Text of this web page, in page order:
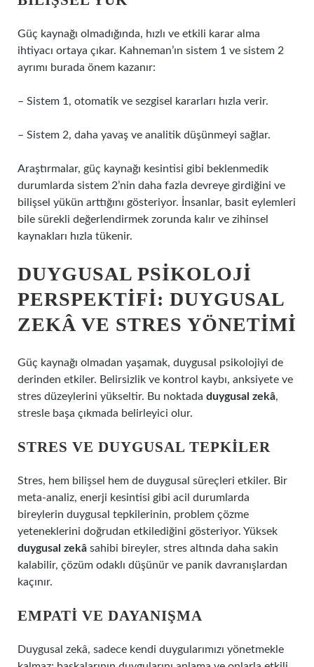
Güç kaynağı olmadığında, hızlı ve etkili karar alma
ihtiyacı ortaya çıkar. Kahneman’ın sistem 1 ve sistem 2
ayrımı burada önem kazanır:
– Sistem 1, otomatik ve sezgisel kararları hızla verir.
– Sistem 2, daha yavaş ve analitik düşünmeyi sağlar.
Araştırmalar, güç kaynağı kesintisi gibi beklenmedik
durumlarda sistem 2’nin daha fazla devreye girdiğini ve
bilişsel yükün arttığını gösteriyor. İnsanlar, basit eylemleri
bile sürekli değerlendirmek zorunda kalır ve zihinsel
kaynakları hızla tükenir.
DUYGUSAL PSIKOLOJI
PERSPEKTIFI: DUYGUSAL
ZEKÂ VE STRES YÖNETIMI
Güç kaynağı olmadan yaşamak, duygusal psikolojiyi de
derinden etkiler. Belirsizlik ve kontrol kaybı, anksiyete ve
stres düzeylerini yükseltir. Bu noktada duygusal zekâ,
stresle başa çıkmada belirleyici olur.
STRES VE DUYGUSAL TEPKILER
Stres, hem bilişsel hem de duygusal süreçleri etkiler. Bir
meta-analiz, enerji kesintisi gibi acil durumlarda
bireylerin duygusal tepkilerinin, problem çözme
yeteneklerini doğrudan etkilediğini gösteriyor. Yüksek
duygusal zekâ sahibi bireyler, stres altında daha sakin
kalabilir, çözüm odaklı düşünür ve panik davranışlardan
kaçınır.
EMPATI VE DAYANIŞMA
Duygusal zekâ, sadece kendi duygularımızı yönetmekle